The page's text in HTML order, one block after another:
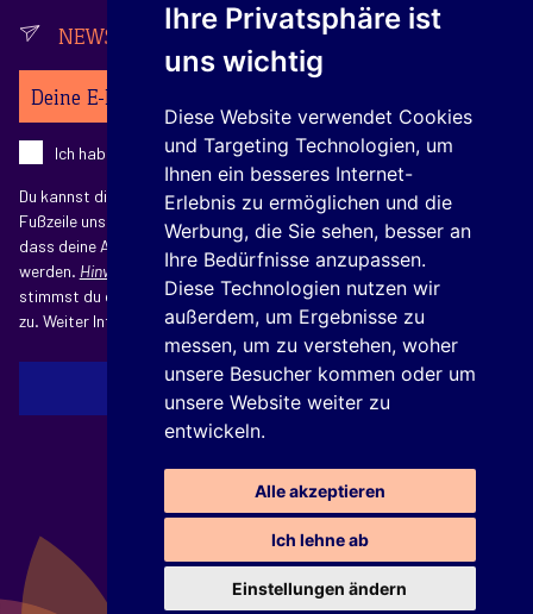
Ihre Privatsphäre ist
uns wichtig
Diese Website verwendet Cookies
und Targeting Technologien, um
Ihnen ein besseres Internet-
Erlebnis zu ermöglichen und die
Werbung, die Sie sehen, besser an
Ihre Bedürfnisse anzupassen.
Diese Technologien nutzen wir
außerdem, um Ergebnisse zu
messen, um zu verstehen, woher
unsere Besucher kommen oder um
unsere Website weiter zu
entwickeln.
Alle akzeptieren
Ich lehne ab
Einstellungen ändern
NEWSLETTER
Ich habe die Datenschutzerklärungzur Kenntnis genommen.
Du kannst dich jederzeit abmelden, indem du auf den Link in der
Fußzeile unserer E-Mails klickst. Mit dem Absenden erkennst du an,
dass deine Angaben zur Verarbeitung an Mailchimp übermittelt
werden. Hinweise zu Mailchimp:Mit der Anmeldung zum Newsletter
stimmst du der Verarbeitung deiner E-Mail-Adresse für diesen Zweck
zu. Weiter Informationen findest du in unsererDatenschutzerklärung
JETZT KOSTENFREI ABONNIEREN